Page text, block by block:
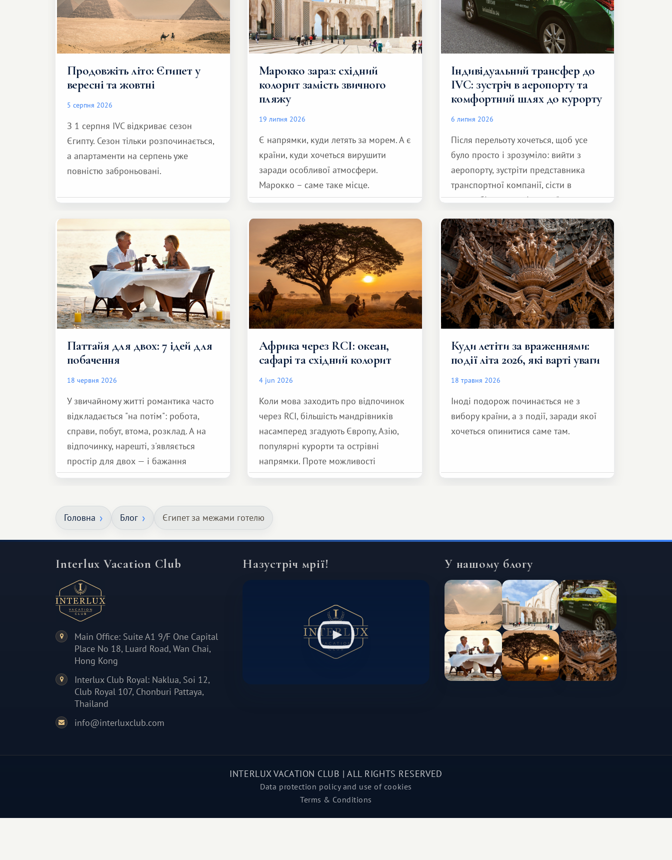
Продовжіть літо: Єгипет у
вересні та жовтні
5 серпня 2026
З 1 серпня IVC відкриває сезон
Єгипту. Сезон тільки розпочинається,
а апартаменти на серпень уже
повністю заброньовані.
Марокко зараз: східний
колорит замість звичного
пляжу
19 липня 2026
Є напрямки, куди летять за морем. А є
країни, куди хочеться вирушити
заради особливої ​​атмосфери.
Марокко – саме таке місце.
Індивідуальний трансфер до
IVC: зустріч в аеропорту та
комфортний шлях до курорту
6 липня 2026
Після перельоту хочеться, щоб усе
було просто і зрозуміло: вийти з
аеропорту, зустріти представника
транспортної компанії, сісти в
автомобіль та спокійно доїхати до
Паттайя для двох: 7 ідей для
побачення
18 червня 2026
У звичайному житті романтика часто
відкладається "на потім": робота,
справи, побут, втома, розклад. А на
відпочинку, нарешті, з'являється
простір для двох — і бажання
зробити для близької людини щось
але тепле і незабутнє :)
Африка через RCI: океан,
сафарі та східний колорит
4 jun 2026
Коли мова заходить про відпочинок
через RCI, більшість мандрівників
насамперед згадують Європу, Азію,
популярні курорти та острівні
напрямки. Проте можливості
обмінної системи значно ширші.
який здатний подарувати зовсім
інший формат подорожі.
Куди летіти за враженнями:
події літа 2026, які варті уваги
18 травня 2026
Іноді подорож починається не з
вибору країни, а з події, заради якої
хочеться опинитися саме там.
Головна Блог Єгипет за межами готелю
Interlux Vacation Club
Main Office: Suite A1 9/F One Capital
Place No 18, Luard Road, Wan Chai,
Hong Kong
Interlux Club Royal: Naklua, Soi 12,
Club Royal 107, Chonburi Pattaya,
Thailand
info@interluxclub.com
Назустріч мрії! У нашому блогу
INTERLUX VACATION CLUB | ALL RIGHTS RESERVED
Data protection policy and use of cookies
Terms & Conditions